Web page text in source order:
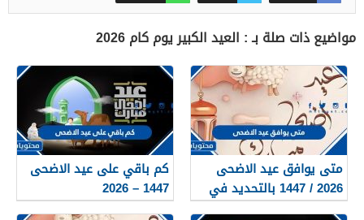
مواضيع ذات صلة بـ : العيد الكبير يوم كام 2026
متى يوافق عيد الاضحى
2026 / 1447 بالتحديد في
السعودية
كم باقي على عيد الاضحى
1447 – 2026